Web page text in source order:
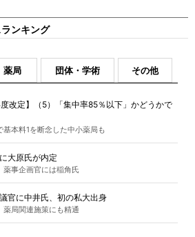
ンキング
薬局 団体・学術 その他
度改定】（5）「集中率85％以下」かどうかで
基本料1を断念した中小薬局も
大原氏が内定
薬事企画官には稲角氏
官に中井氏、初の私大出身
薬局関連施策にも精通